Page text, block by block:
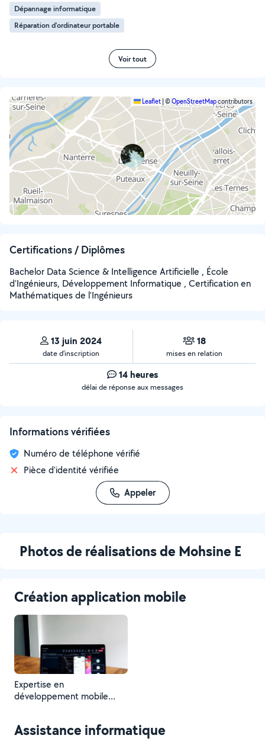
Dépannage informatique
Réparation d'ordinateur portable
Voir tout
Leaflet ©OpenStreetMapcontributors
Certifications / Diplômes
Bachelor Data Science & Intelligence Artificielle , École
d’Ingénieurs, Développement Informatique , Certification en
Mathématiques de l’Ingénieurs
13 juin 2024
date d’inscription
18
mises en relation
14 heures
délai de réponse aux messages
Informations vérifiées
Numéro de téléphone vérifié
Pièce d'identité vérifiée
Appeler
Photos de réalisations de Mohsine E
Création application mobile
Expertise en
développement mobile
centrées sur l'utilisateur.
Assistance informatique